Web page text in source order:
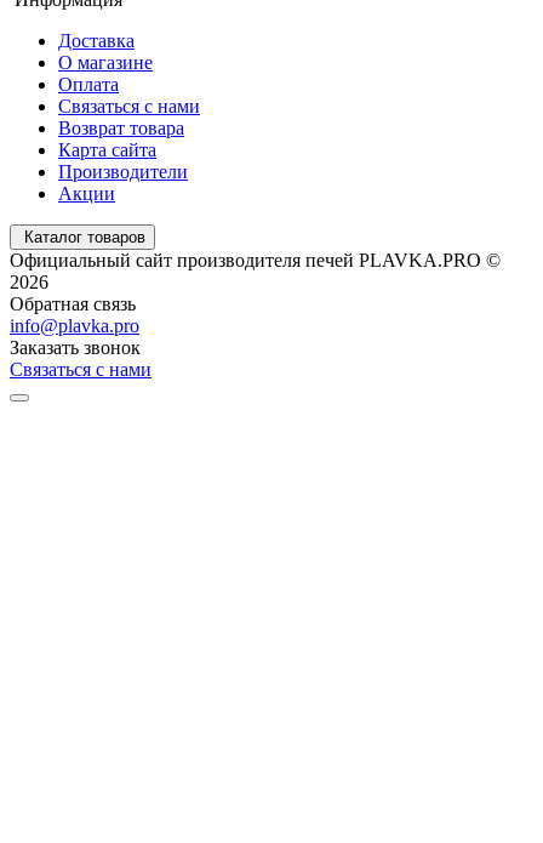
Доставка
О магазине
Оплата
Связаться с нами
Возврат товара
Карта сайта
Производители
Акции
Каталог товаров
Официальный сайт производителя печей PLAVKA.PRO ©
2026
Обратная связь
info@plavka.pro
Заказать звонок
Связаться с нами